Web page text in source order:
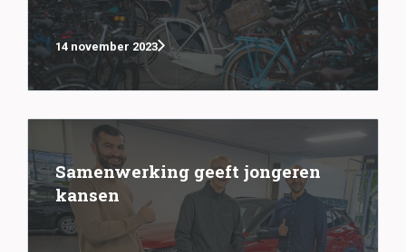
14 november 2023
Samenwerking geeft jongeren
kansen